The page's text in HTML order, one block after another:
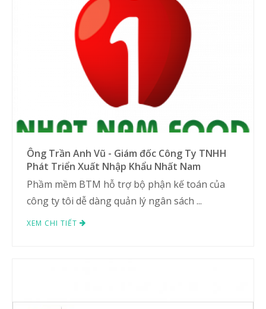
Ông Trần Anh Vũ - Giám đốc Công Ty TNHH
Phát Triển Xuất Nhập Khẩu Nhất Nam
Phầm mềm BTM hỗ trợ bộ phận kế toán của
công ty tôi dễ dàng quản lý ngân sách ...
XEM CHI TIẾT